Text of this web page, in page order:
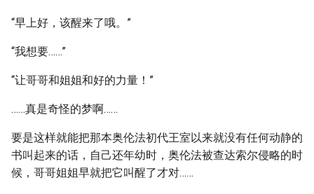
“早上好，该醒来了哦。”
“我想要……”
“让哥哥和姐姐和好的力量！”
……真是奇怪的梦啊……
要是这样就能把那本奥伦法初代王室以来就没有任何动静的
书叫起来的话，自己还年幼时，奥伦法被查达索尔侵略的时
候，哥哥姐姐早就把它叫醒了才对……